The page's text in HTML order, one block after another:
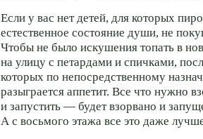
Если у вас нет детей, для которых
естественное состояние души, не
Чтобы не было искушения топать в
на улицу с петардами и спичками,
которых по непосредственному
разыграется аппетит. Все что нужно
и запустить — будет взорвано и
А с восьмого этажа все это даже